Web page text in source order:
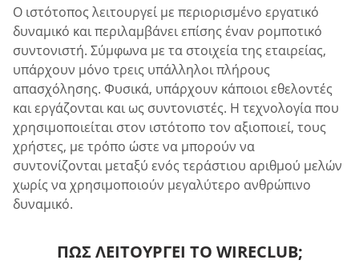
Ο ιστότοπος λειτουργεί με περιορισμένο εργατικό
δυναμικό και περιλαμβάνει επίσης έναν ρομποτικό
συντονιστή. Σύμφωνα με τα στοιχεία της εταιρείας,
υπάρχουν μόνο τρεις υπάλληλοι πλήρους
απασχόλησης. Φυσικά, υπάρχουν κάποιοι εθελοντές
και εργάζονται και ως συντονιστές. Η τεχνολογία που
χρησιμοποιείται στον ιστότοπο τον αξιοποιεί, τους
χρήστες, με τρόπο ώστε να μπορούν να
συντονίζονται μεταξύ ενός τεράστιου αριθμού μελών
χωρίς να χρησιμοποιούν μεγαλύτερο ανθρώπινο
δυναμικό.
ΠΏΣ ΛΕΙΤΟΥΡΓΕΊ ΤΟ WIRECLUB;